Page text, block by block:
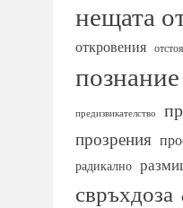
нещата
откровения
познание
предизвикателство
прозрения
радикално
свръхдоза